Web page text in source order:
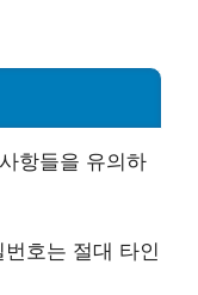
항들을 유의하
호는 절대 타인